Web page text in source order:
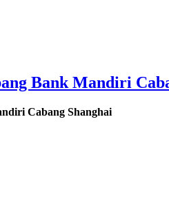
Bank Mandiri
Cabang Shanghai